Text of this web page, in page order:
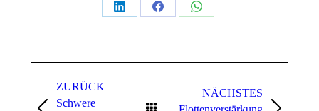
Teilen
Teilen
Teilen
ZURÜCK
Schwere
NÄCHSTES